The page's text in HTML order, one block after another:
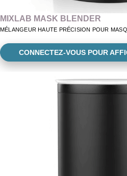
MIXLAB MASK BLENDER
MÉLANGEUR HAUTE PRÉCISION POUR
CONNECTEZ-VOUS POUR